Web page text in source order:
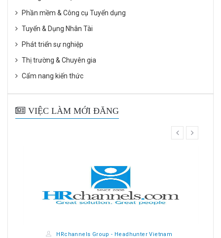
Phần mềm & Công cụ Tuyển dụng
Tuyển & Dụng Nhân Tài
Phát triển sự nghiệp
Thị trường & Chuyên gia
Cẩm nang kiến thức
VIỆC LÀM MỚI ĐĂNG
HRchannels Group - Headhunter Vietnam
prev